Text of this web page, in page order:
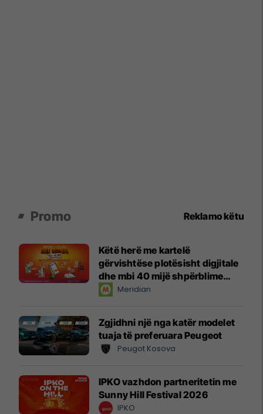
Promo Reklamo këtu
Këtë herë me kartelë
gërvishtëse plotësisht digjitale
dhe mbi 40 mijë shpërblime
instant!Meridian
Zgjidhni një nga katër modelet
tuaja të preferuara Peugeot
Peugot Kosova
IPKO vazhdon partneritetin me
Sunny Hill Festival 2026
IPKO